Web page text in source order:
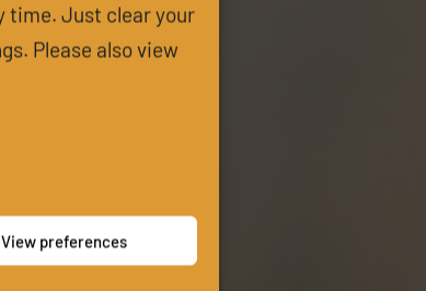
time. Just clear your
Please also view
View preferences